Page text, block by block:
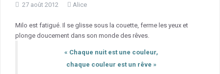
27 août 2012 Alice
Milo est fatigué. Il se glisse sous la couette, ferme les yeux et
plonge doucement dans son monde des rêves.
« Chaque nuit est une couleur,
chaque couleur est un rêve »